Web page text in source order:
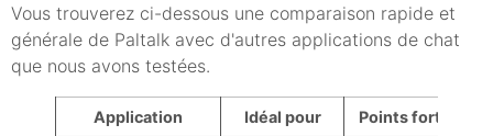
Vous trouverez ci-dessous une comparaison rapide et
générale de Paltalk avec d'autres applications de chat
que nous avons testées.
Application Idéal pour Points forts